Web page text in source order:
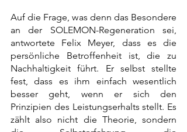
Auf die Frage, was denn das Besondere
an der SOLEMON-Regeneration sei,
antwortete Felix Meyer, dass es die
persönliche Betroffenheit ist, die zu
Nachhaltigkeit führt. Er selbst stellte
fest, dass es ihm einfach wesentlich
besser geht, wenn er sich den
Prinzipien des Leistungserhalts stellt. Es
zählt also nicht die Theorie, sondern